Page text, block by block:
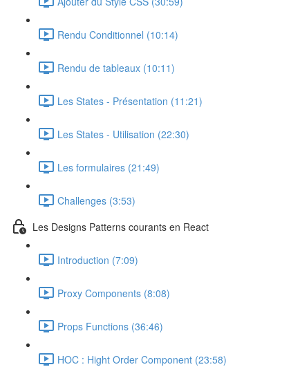
Rendu Conditionnel (10:14)
Rendu de tableaux (10:11)
Les States - Présentation (11:21)
Les States - Utilisation (22:30)
Les formulaires (21:49)
Challenges (3:53)
Les Designs Patterns courants en React
Introduction (7:09)
Proxy Components (8:08)
Props Functions (36:46)
HOC : Hight Order Component (23:58)